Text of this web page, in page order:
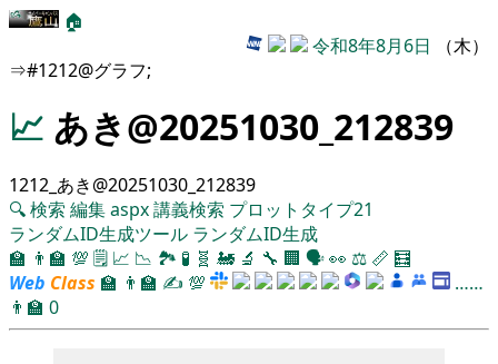
🏠
令和8年8月6日 （木）
⇒#1212@グラフ;
📈 あき@20251030_212839
1212_あき@20251030_212839
🔍検索 編集aspx講義検索 プロットタイプ21
ランダムID生成ツール ランダムID生成
🏫 👨‍🏫 💯 🗒️ 📈 📉 🏞 🧪 🧬 🚂 🔬 🔧 🏢 🗣️👀 ⚖️ 📏 🧮
Web Class 🏫 👨‍🏫 ✍ 💯
……
👨‍🏫 0